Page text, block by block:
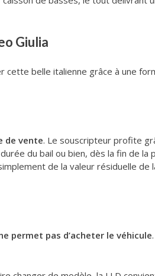
Giulia
cette belle italienne grâce à une
de vente. Le souscripteur profite
du bail ou bien, dès la fin de la
de la valeur résiduelle de
permet pas d’acheter le véhicule